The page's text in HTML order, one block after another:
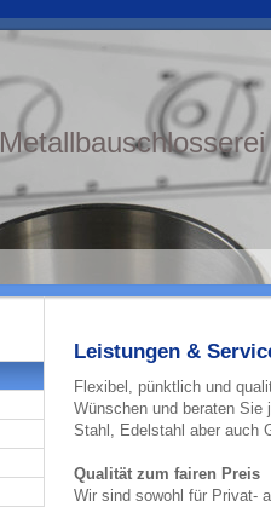
Leistungen &
Flexibel, pünktlich und
Wünschen und beraten Sie
Stahl, Edelstahl aber auch
Qualität zum fairen Preis
Wir sind sowohl für Privat-